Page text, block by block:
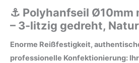
⚓ Polyhanfseil
– 3-litzig gedreht,
Enorme Reißfestigkeit,
professionelle Konfektionierung: